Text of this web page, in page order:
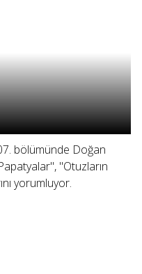
bölümünde Doğan
"Otuzların
yorumluyor.